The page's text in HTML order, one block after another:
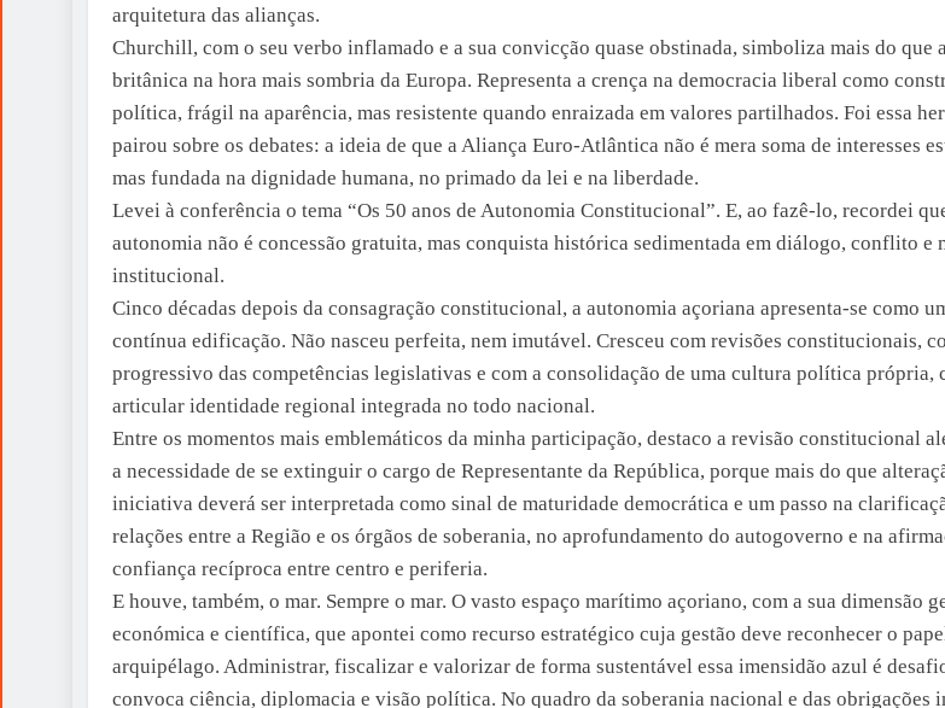
arquitetura das alianças.
Churchill, com o seu verbo inflamado e a sua convicção quase obstinada, simboliza mais do que
britânica na hora mais sombria da Europa. Representa a crença na democracia liberal como
política, frágil na aparência, mas resistente quando enraizada em valores partilhados. Foi essa
pairou sobre os debates: a ideia de que a Aliança Euro-Atlântica não é mera soma de interesses
mas fundada na dignidade humana, no primado da lei e na liberdade.
Levei à conferência o tema “Os 50 anos de Autonomia Constitucional”. E, ao fazê-lo, recordei
autonomia não é concessão gratuita, mas conquista histórica sedimentada em diálogo, conflito e
institucional.
Cinco décadas depois da consagração constitucional, a autonomia açoriana apresenta-se como
contínua edificação. Não nasceu perfeita, nem imutável. Cresceu com revisões constitucionais,
progressivo das competências legislativas e com a consolidação de uma cultura política própria,
articular identidade regional integrada no todo nacional.
Entre os momentos mais emblemáticos da minha participação, destaco a revisão constitucional
a necessidade de se extinguir o cargo de Representante da República, porque mais do que
iniciativa deverá ser interpretada como sinal de maturidade democrática e um passo na
relações entre a Região e os órgãos de soberania, no aprofundamento do autogoverno e na
confiança recíproca entre centro e periferia.
E houve, também, o mar. Sempre o mar. O vasto espaço marítimo açoriano, com a sua dimensão
económica e científica, que apontei como recurso estratégico cuja gestão deve reconhecer o
arquipélago. Administrar, fiscalizar e valorizar de forma sustentável essa imensidão azul é
convoca ciência, diplomacia e visão política. No quadro da soberania nacional e das obrigações